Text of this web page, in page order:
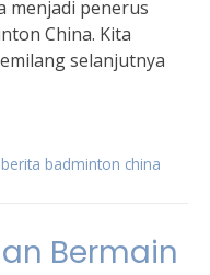
menjadi penerus
China. Kita
selanjutnya
berita badminton china
Bermain